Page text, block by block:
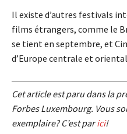
Il existe d’autres festivals
films étrangers, comme le
se tient en septembre, et
d’Europe centrale et
Cet article est paru dans la
Forbes Luxembourg. Vous
exemplaire? C’est parici!